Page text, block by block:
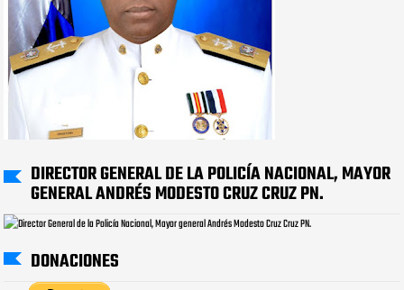
DIRECTOR GENERAL DE LA POLICÍA NACIONAL, MAYOR
GENERAL ANDRÉS MODESTO CRUZ CRUZ PN.
DONACIONES